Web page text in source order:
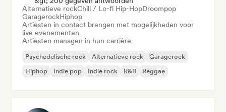
Alternatieve rockChill / Lo-fi Hip-HopDroompop
GaragerockHiphop
Artiesten in contact brengen met mogelijkheden voor
live evenementen
Artiesten managen in hun carrière
Psychedelische rock Alternatieve rock
Garagerock
Hiphop
Indie pop Indie rock R&B Reggae